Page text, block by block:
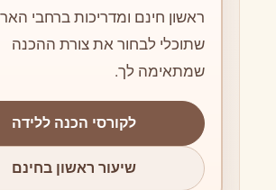
ראשון חינם ומדריכות ברחבי
שתוכלי לבחור את צורת ההכנה
שמתאימה לך.
לקורסי הכנה ללידה
שיעור ראשון בחינם